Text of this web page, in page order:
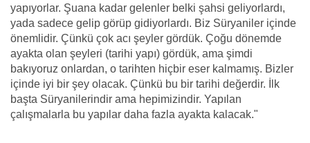
yapıyorlar. Şuana kadar gelenler belki şahsi geliyorlardı,
yada sadece gelip görüp gidiyorlardı. Biz Süryaniler içinde
önemlidir. Çünkü çok acı şeyler gördük. Çoğu dönemde
ayakta olan şeyleri (tarihi yapı) gördük, ama şimdi
bakıyoruz onlardan, o tarihten hiçbir eser kalmamış. Bizler
içinde iyi bir şey olacak. Çünkü bu bir tarihi değerdir. İlk
başta Süryanilerindir ama hepimizindir. Yapılan
çalışmalarla bu yapılar daha fazla ayakta kalacak."